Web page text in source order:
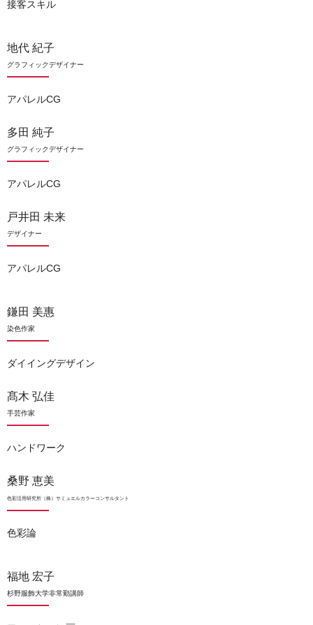
接客スキル
地代 紀子
グラフィックデザイナー
アパレルCG
多田 純子
グラフィックデザイナー
アパレルCG
戸井田 未来
デザイナー
アパレルCG
鎌田 美惠
染色作家
ダイイングデザイン
髙木 弘佳
手芸作家
ハンドワーク
桑野 恵美
色彩活用研究所（株）サミュエルカラーコンサルタント
色彩論
福地 宏子
杉野服飾大学非常勤講師